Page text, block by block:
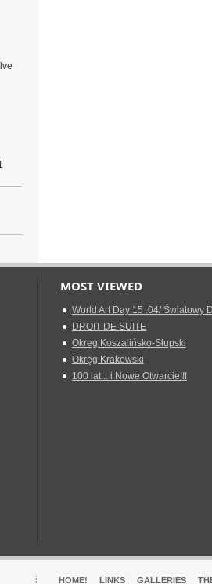
MOST VIEWED
World Art Day 15 .04/ Światowy
DROIT DE SUITE
Okreg Koszalińsko-Słupski
Okręg Krakowski
100 lat... i Nowe Otwarcie!!!
HOME! LINKS GALLERIES